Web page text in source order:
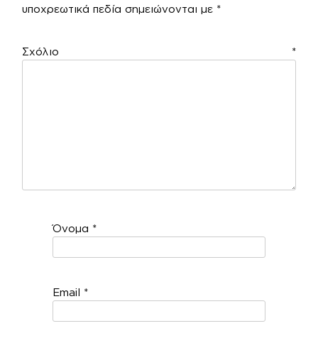
υποχρεωτικά πεδία σημειώνονται με *
Σχόλιο *
Όνομα *
Email *